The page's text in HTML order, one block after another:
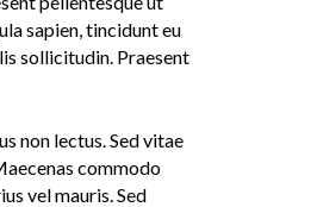
sapien, tincidunt eu
sollicitudin. Praesent
non lectus. Sed vitae
commodo
vel mauris. Sed